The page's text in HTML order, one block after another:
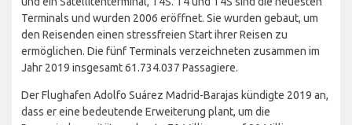
Terminals und wurden 2006 eröffnet. Sie wurden gebaut, um
den Reisenden einen stressfreien Start ihrer Reisen zu
ermöglichen. Die fünf Terminals verzeichneten zusammen im
Jahr 2019 insgesamt 61.734.037 Passagiere.
Der Flughafen Adolfo Suárez Madrid-Barajas kündigte 2019 an,
dass er eine bedeutende Erweiterung plant, um die